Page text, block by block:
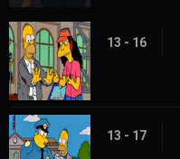
13 - 16
13 - 17